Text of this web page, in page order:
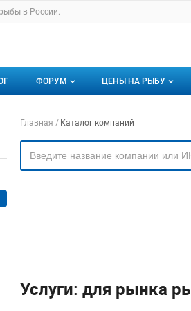
по сайту fishretail.ru
в России.
пользователя
сайта fishretail.ru
ФОРУМ
Избранные
С моим участием
ЦЕНЫ НА РЫБУ
Актуальные
Динамика цен
Навигация по
Главная Каталог компаний
Услуги: для рынка